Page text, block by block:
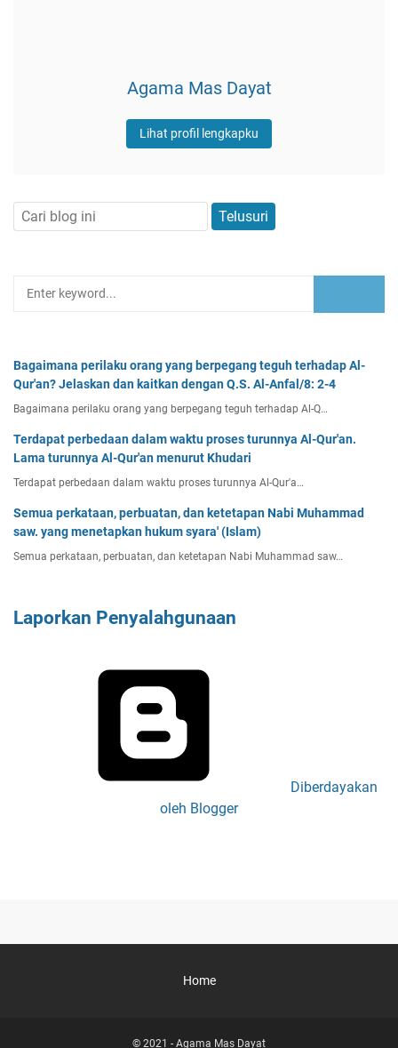
Agama Mas Dayat
Lihat profil lengkapku
Bagaimana perilaku orang yang berpegang teguh terhadap Al-
Qur'an? Jelaskan dan kaitkan dengan Q.S. Al-Anfal/8: 2-4
Bagaimana perilaku orang yang berpegang teguh terhadap Al-Q…
Terdapat perbedaan dalam waktu proses turunnya Al-Qur'an.
Lama turunnya Al-Qur'an menurut Khudari
Terdapat perbedaan dalam waktu proses turunnya Al-Qur'a…
Semua perkataan, perbuatan, dan ketetapan Nabi Muhammad
saw. yang menetapkan hukum syara' (Islam)
Semua perkataan, perbuatan, dan ketetapan Nabi Muhammad saw…
Laporkan Penyalahgunaan
Diberdayakan
oleh Blogger
Home
© 2021 - Agama Mas Dayat